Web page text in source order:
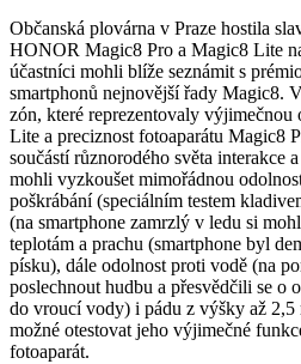
Občanská plovárna v Praze hostila
HONOR Magic8 Pro a Magic8 Lite
účastníci mohli blíže seznámit s
smartphonů nejnovější řady Magic8.
zón, které reprezentovaly výjimečnou
Lite a preciznost fotoaparátu Magic8
součástí různorodého světa interakce
mohli vyzkoušet mimořádnou
poškrábání (speciálním testem
(na smartphone zamrzlý v ledu si
teplotám a prachu (smartphone byl
písku), dále odolnost proti vodě (na
poslechnout hudbu a přesvědčili se o
do vroucí vody) i pádu z výšky až
možné otestovat jeho výjimečné
fotoaparát.